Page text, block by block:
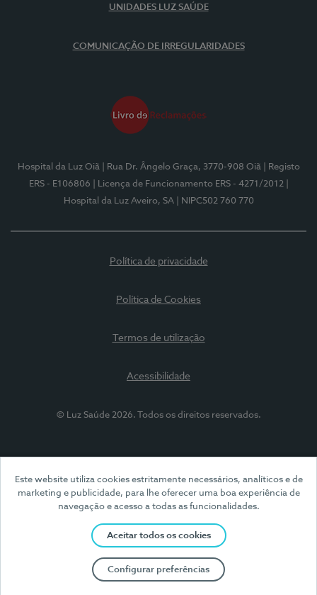
Este website utiliza cookies estritamente necessários, analíticos e de
marketing e publicidade, para lhe oferecer uma boa experiência de
navegação e acesso a todas as funcionalidades.
Aceitar todos os cookies
Configurar preferências
UNIDADES LUZ SAÚDE
COMUNICAÇÃO DE IRREGULARIDADES
Hospital da Luz Oiã | Rua Dr. Ângelo Graça, 3770-908 Oiã
| Registo
ERS - E106806
| Licença de Funcionamento ERS - 4271/2012
Hospital da Luz Aveiro, SA
| NIPC502 760 770
Política de privacidade
Política de Cookies
Termos de utilização
Acessibilidade
© Luz Saúde 2026. Todos os direitos reservados.